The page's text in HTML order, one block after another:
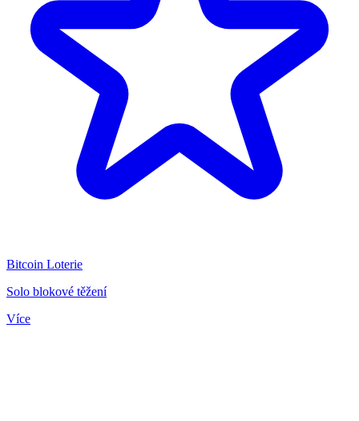
Bitcoin Loterie
Solo blokové těžení
Více